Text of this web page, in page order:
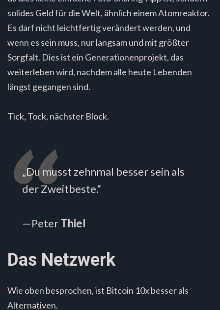
solides Geld für die Welt, ähnlich einem Atomreaktor.
Es darf nicht leichtfertig verändert werden, und
wenn es sein muss, nur langsam und mit größter
Sorgfalt. Dies ist ein Generationenprojekt, das
weiterleben wird, nachdem alle heute Lebenden
längst gegangen sind.
Tick, Tock, nächster Block.
„Du musst zehnmal besser sein als
der Zweitbeste.“
—PeterThiel
Das Netzwerk
Wie oben besprochen, ist Bitcoin 10x besser als
Alternativen.